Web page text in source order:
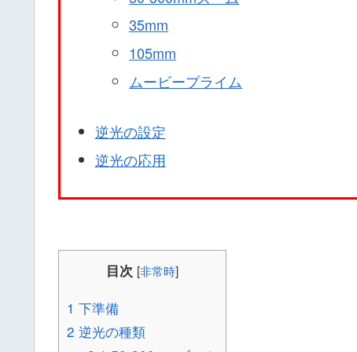
35mm
105mm
ムービープライム
逆光の設定
逆光の応用
目次 [非常時]
1 下準備
2 逆光の種類